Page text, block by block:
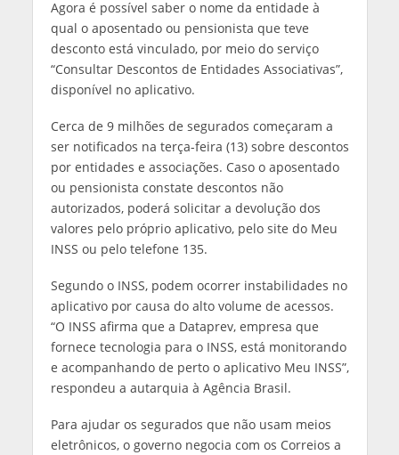
Agora é possível saber o nome da entidade à
qual o aposentado ou pensionista que teve
desconto está vinculado, por meio do serviço
“Consultar Descontos de Entidades Associativas”,
disponível no aplicativo.
Cerca de 9 milhões de segurados começaram a
ser notificados na terça-feira (13) sobre descontos
por entidades e associações. Caso o aposentado
ou pensionista constate descontos não
autorizados, poderá solicitar a devolução dos
valores pelo próprio aplicativo, pelo site do Meu
INSS ou pelo telefone 135.
Segundo o INSS, podem ocorrer instabilidades no
aplicativo por causa do alto volume de acessos.
“O INSS afirma que a Dataprev, empresa que
fornece tecnologia para o INSS, está monitorando
e acompanhando de perto o aplicativo Meu INSS”,
respondeu a autarquia à Agência Brasil.
Para ajudar os segurados que não usam meios
eletrônicos, o governo negocia com os Correios a